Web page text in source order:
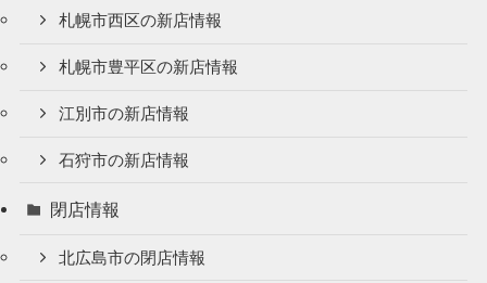
札幌市西区の新店情報
札幌市豊平区の新店情報
江別市の新店情報
石狩市の新店情報
閉店情報
北広島市の閉店情報